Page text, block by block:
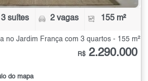
3 suítes 2 vagas 155 m²
no Jardim França com 3 quartos - 155 m²
do mapa
R$ 2.290.000